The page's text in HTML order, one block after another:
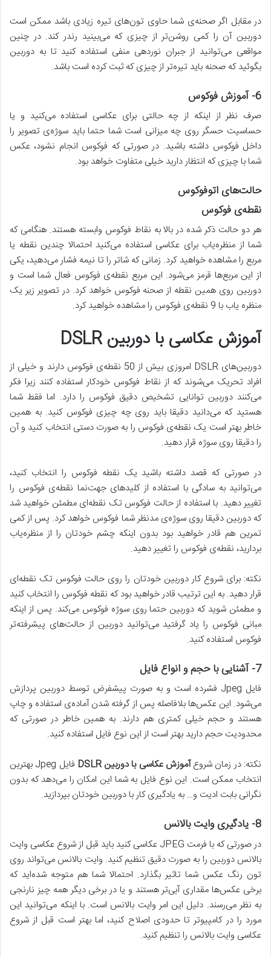
در مقابل اگر صحنه‌ی شما حاوی تون‌های تیره زیادی باشد ممکن است
دوربین آن را کمی روشن‌تر از چیزی که می‌بینید رندر کند. در چنین
مواقعی می‌توانید از جبران نوردهی منفی استفاده کنید تا به دوربین
بگوئید که صحنه باید تیره‌تر از چیزی که ثبت کرده است باشد.
6- آموزش فوکوس
صرف نظر از اینکه از چه حالتی برای عکاسی استفاده می‌کنید و یا
حساسیت حسگر روی چه میزانی است شما حتما باید سوژه‌ی تصویر را
داخل فوکوس داشته باشید. در صورتی که فوکوس انجام نشود، عکس
شما با چیزی که انتظار دارید خیلی متفاوت خواهد بود.
حالت‌های اتوفوکوس
نقطه‌ی فوکوس
هر دو حالت ذکر شده در بالا به نقاط فوکوس وابسته هستند. هنگامی که
شما از منظره‌یاب برای عکاسی استفاده می‌کنید احتمالا چندین نقطه یا
مربع را مشاهده خواهید کرد. زمانی که شاتر را تا نیمه فشار می‌دهید، یکی
از این مربع‌ها قرمز می‌شود. این مربع نقطه‌ی فوکوس فعال شما است و
دوربین روی همین نقطه از صحنه فوکوس خواهد کرد. در تصویر زیر یک
منظره یاب با 9 نقطه‌ی فوکوس را مشاهده خواهید کرد.
آموزش عکاسی با دوربین DSLR
دوربین‌های DSLR امروزی بیش از 50 نقطه‌ی فوکوس دارند و خیلی از
افراد تحریک می‌شوند که از نقاط فوکوس خودکار استفاده کنند زیرا فکر
می‌کنند دوربین توانایی تشخیص دقیق فوکوس را دارد. اما فقط شما
هستید که می‌دانید دقیقا باید روی چه چیزی فوکوس کنید. به همین
خاطر بهتر است یک نقطه‌ی فوکوس را به صورت دستی انتخاب کنید و آن
را دقیقا روی سوژه قرار دهید.
در صورتی که قصد داشته باشید یک نقطه فوکوس را انتخاب کنید،
می‌توانید به سادگی با استفاده از کلیدهای جهت‌نما نقطه‌ی فوکوس را
تغییر دهید. با استفاده از حالت فوکوس تک نقطه‌ای مطمئن خواهید شد
که دوربین دقیقا روی سوژه‌ی مدنظر شما فوکوس خواهد کرد. پس از کمی
تمرین هم قادر خواهید بود بدون اینکه چشم خودتان را از منظره‌یاب
بردارید، نقطه‌ی فوکوس را تغییر دهید.
نکته: برای شروع کار دوربین خودتان را روی حالت فوکوس تک نقطه‌ای
قرار دهید. به این ترتیب قادر خواهید بود که نقطه فوکوس را انتخاب کنید
و مطمئن شوید که دوربین حتما روی سوژه فوکوس می‌کند. پس از اینکه
مبانی فوکوس را یاد گرفتید می‌توانید دوربین از حالت‌های پیشرفته‌تر
فوکوس استفاده کنید.
7- آشنایی با حجم و انواع فایل
فایل Jpeg فشرده است و به صورت پیشفرض توسط دوربین پردازش
می‌شود. این عکس‌ها بلافاصله پس از گرفته شدن آماده‌ی استفاده و چاپ
هستند و حجم خیلی کمتری هم دارند. به همین خاطر در صورتی که
محدودیت حجم دارید بهتر است از این نوع فایل استفاده کنید.
نکته: در زمان شروعآموزش عکاسی با دوربین DSLR
فایل‌ Jpeg بهترین
انتخاب ممکن است. این نوع فایل به شما این امکان را می‌دهد که بدون
نگرانی بابت ادیت و… به یادگیری کار با دوربین خودتان بپردازید.
8- یادگیری وایت بالانس
در صورتی که با فرمت JPEG عکاسی کنید باید قبل از شروع عکاسی وایت
بالانس دوربین را به صورت دقیق تنظیم کنید. وایت بالانس می‌تواند روی
تون رنگ عکس شما تاثیر بگذارد. احتمالا شما هم متوجه شده‌اید که
برخی عکس‌ها مقداری آبی‌تر هستند و یا در برخی دیگر همه چیز نارنجی
به نظر می‌رسند. دلیل این امر وایت بالانس است. با اینکه می‌توانید این
مورد را در کامپیوتر تا حدودی اصلاح کنید، اما بهتر است قبل از شروع
عکاسی وایت بالانس را تنظیم کنید.